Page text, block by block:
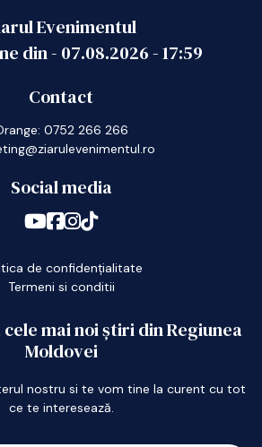
Evenimentul
din - 07.08.2026-17:59
Contact
0752 266 266
Social media
de confidențialitate
Termeni si conditii
mai noi știri din Regiunea
Moldovei
nostru si te vom tine la curent cu tot
ce te interesează.